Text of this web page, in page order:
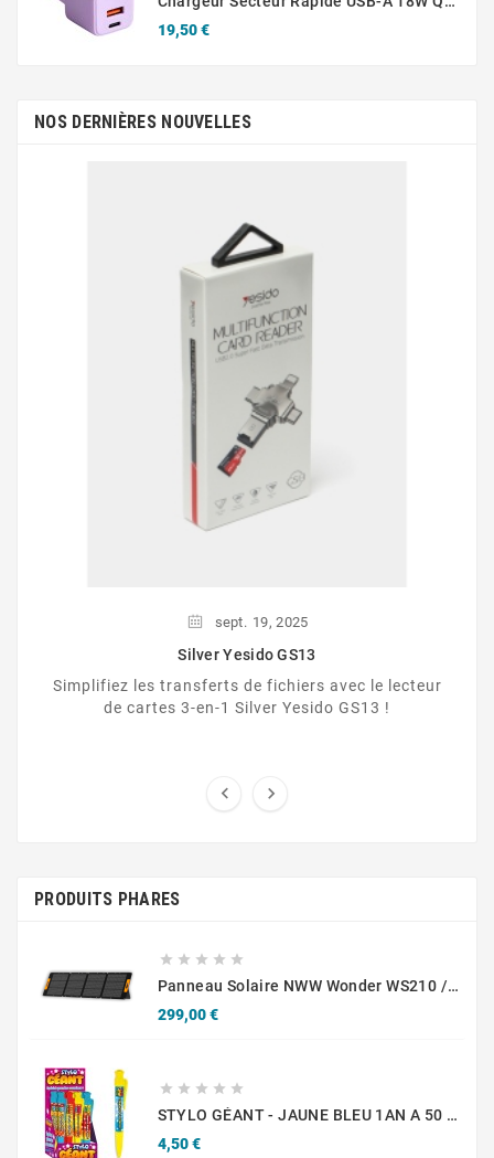
19,50 €Prix
NOS DERNIÈRES NOUVELLES
sept. 19, 2025
Silver Yesido GS13
Simplifiez les transferts de fichiers avec le lecteur
de cartes 3-en-1 Silver Yesido GS13 !
 
PRODUITS PHARES
    
Panneau Solaire NWW Wonder WS210 / 210W
299,00 €Prix
    
STYLO GÉANT - JAUNE BLEU 1AN A 50 ANS
4,50 €Prix